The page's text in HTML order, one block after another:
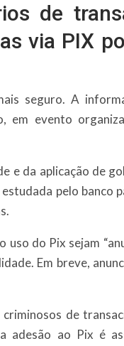
de
via PIX
seguro. A
em evento
e da aplicação de
pelo banco
uso do Pix sejam
Em breve,
de
adesão ao Pix é